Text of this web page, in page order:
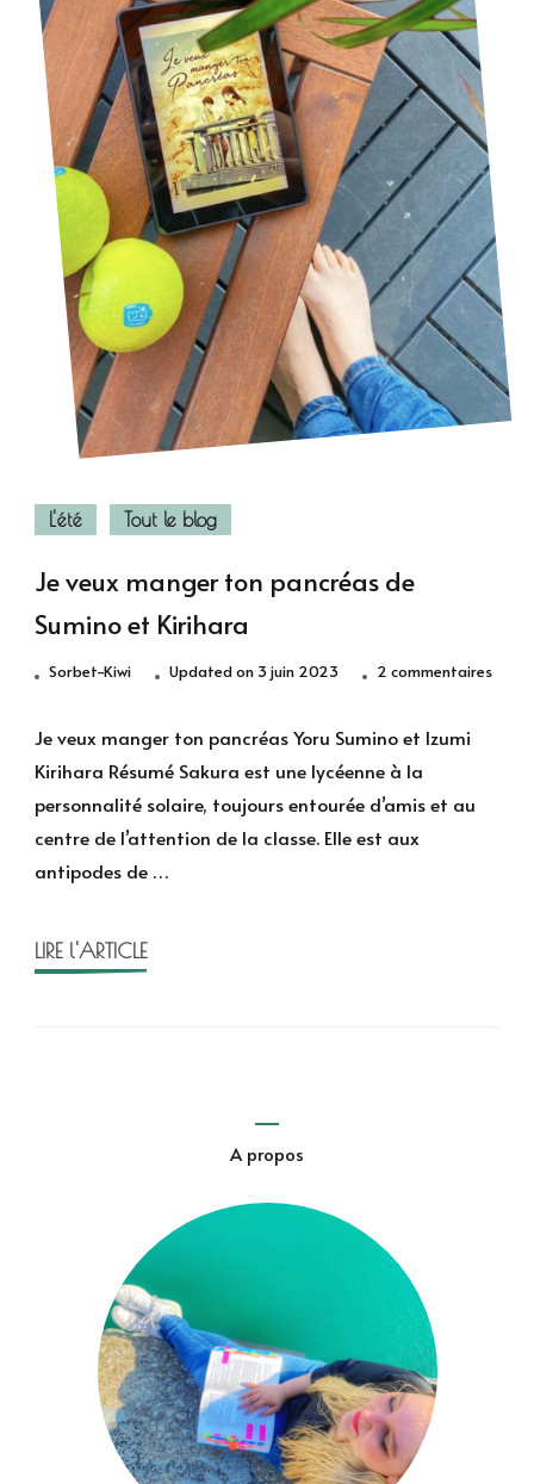
L'été Tout le blog
Je veux manger ton pancréas de
Sumino et Kirihara
Sorbet-Kiwi Updated on 3 juin 2023 2 commentairessur
Je veux manger ton pancréas Yoru Sumino et Izumi
Kirihara Résumé Sakura est une lycéenne à la
personnalité solaire, toujours entourée d’amis et au
centre de l’attention de la classe. Elle est aux
antipodes de …
LIRE l'ARTICLE
A propos